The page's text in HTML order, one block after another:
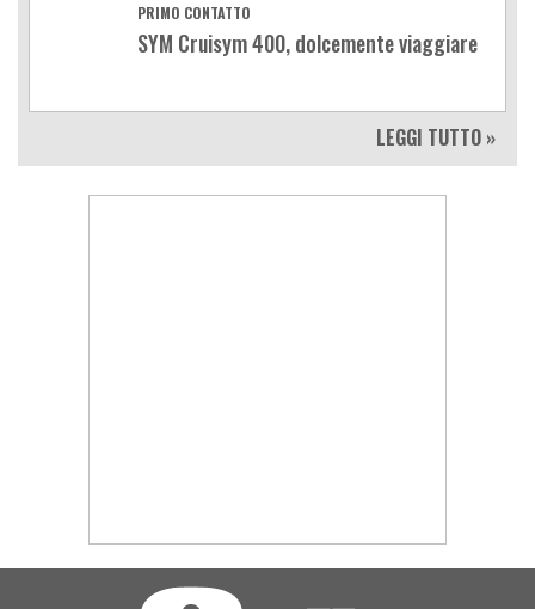
PRIMO CONTATTO
SYM Cruisym 400, dolcemente viaggiare
LEGGI TUTTO »